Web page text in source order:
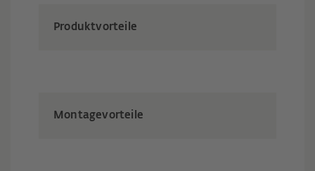
Produktvorteile
Montagevorteile